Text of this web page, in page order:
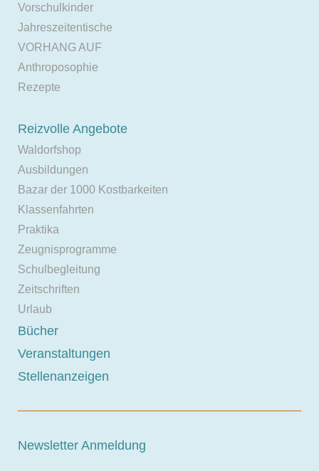
Vorschulkinder
Jahreszeitentische
VORHANG AUF
Anthroposophie
Rezepte
Reizvolle Angebote
Waldorfshop
Ausbildungen
Bazar der 1000 Kostbarkeiten
Klassenfahrten
Praktika
Zeugnisprogramme
Schulbegleitung
Zeitschriften
Urlaub
Bücher
Veranstaltungen
Stellenanzeigen
Newsletter Anmeldung